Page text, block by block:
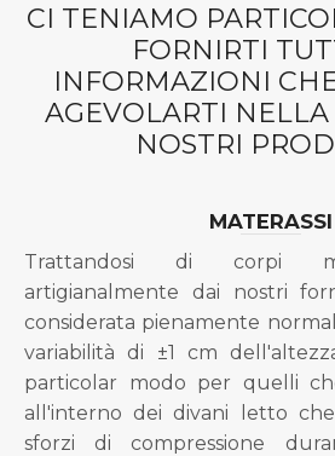
CI TENIAMO
FORNIRTI
INFORMAZIONI
AGEVOLARTI NELLA
NOSTRI
MATERASSI
Trattandosi di corpi
artigianalmente dai nostri
considerata pienamente
variabilità di ±1 cm
particolar modo per quelli
all'interno dei divani letto
sforzi di compressione